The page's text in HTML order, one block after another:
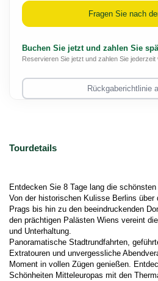
Tourdetails
Entdecken Sie 8 Tage lang die
Von der historischen Kulisse Berlins
Prags bis hin zu den beeindruckenden
den prächtigen Palästen Wiens vereint
und Unterhaltung.
Panoramatische Stadtrundfahrten,
Extratouren und unvergessliche
Moment in vollen Zügen genießen.
Schönheiten Mitteleuropas mit den
Fragen Sie nach
Buchen Sie jetzt und zahlen Sie
Reservieren Sie jetzt und zahlen Sie jederzeit
Rückgaberichtlinie